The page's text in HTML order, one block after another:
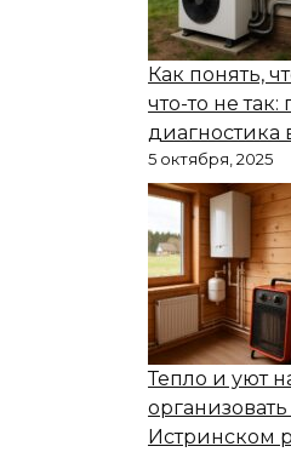
Как понять,
что-то не
диагностика
5 октября, 2025
Тепло и уют
Истринском